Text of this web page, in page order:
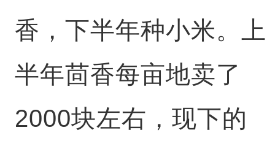
香，下半年种小米。上
半年茴香每亩地卖了
2000块左右，现下的